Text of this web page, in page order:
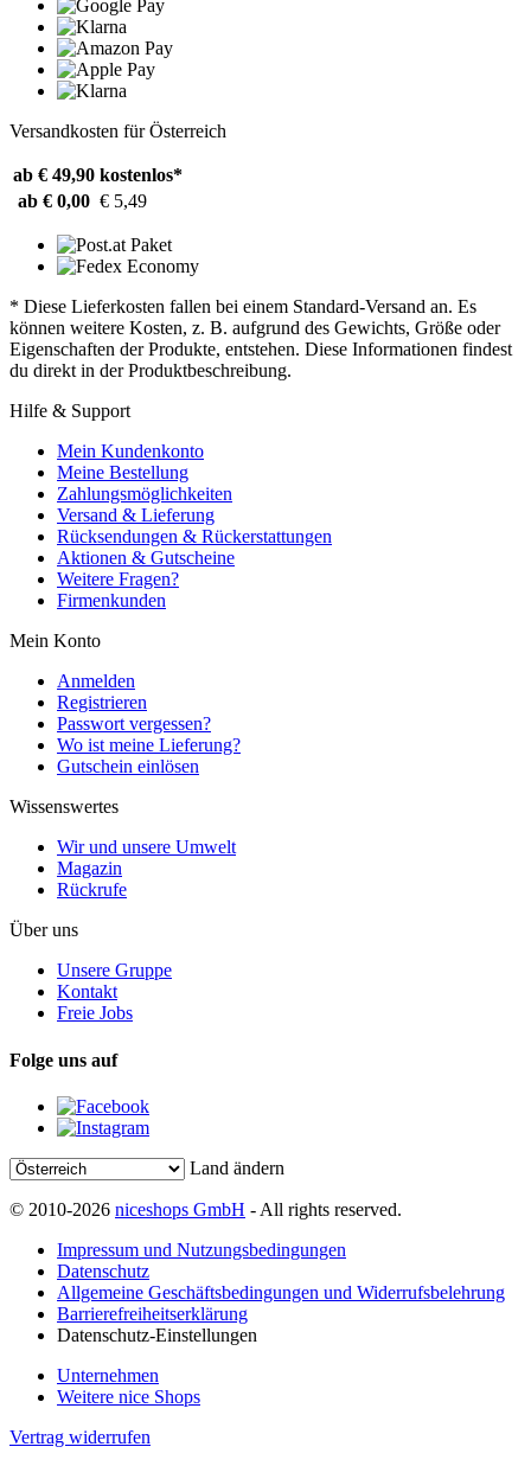
Versandkosten für Österreich
ab € 49,90 kostenlos*
ab € 0,00 € 5,49
* Diese Lieferkosten fallen bei einem Standard-Versand an. Es
können weitere Kosten, z. B. aufgrund des Gewichts, Größe oder
Eigenschaften der Produkte, entstehen. Diese Informationen findest
du direkt in der Produktbeschreibung.
Hilfe & Support
Mein Kundenkonto
Meine Bestellung
Zahlungsmöglichkeiten
Versand & Lieferung
Rücksendungen & Rückerstattungen
Aktionen & Gutscheine
Weitere Fragen?
Firmenkunden
Mein Konto
Anmelden
Registrieren
Passwort vergessen?
Wo ist meine Lieferung?
Gutschein einlösen
Wissenswertes
Wir und unsere Umwelt
Magazin
Rückrufe
Über uns
Unsere Gruppe
Kontakt
Freie Jobs
Folge uns auf
Land ändern
© 2010-2026 niceshops GmbH - All rights reserved.
Impressum und Nutzungsbedingungen
Datenschutz
Allgemeine Geschäftsbedingungen und Widerrufsbelehrung
Barrierefreiheitserklärung
Datenschutz-Einstellungen
Unternehmen
Weitere nice Shops
Vertrag widerrufen